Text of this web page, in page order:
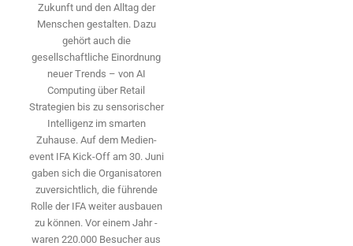
Zukunft und den Alltag der
Menschen gestalten. Dazu
gehört auch die
gesellschaftliche Einordnung
neuer Trends – von AI
Computing über Retail
Strategien bis zu sensorischer
Intelligenz im smarten
Zuhause. Auf dem Medien­
event IFA Kick-Off am 30. Juni
gaben sich die Organisatoren
zuversichtlich, die führende
Rolle der IFA weiter ausbauen
zu können. Vor einem Jahr ­
waren 220.000 Besucher aus